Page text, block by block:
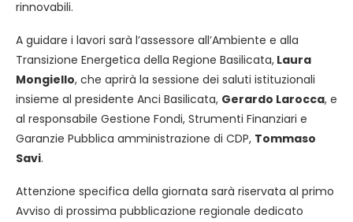
rinnovabili.
A guidare i lavori sarà l’assessore all’Ambiente e alla
Transizione Energetica della Regione Basilicata, Laura
Mongiello, che aprirà la sessione dei saluti istituzionali
insieme al presidente Anci Basilicata, Gerardo Larocca, e
al responsabile Gestione Fondi, Strumenti Finanziari e
Garanzie Pubblica amministrazione di CDP, Tommaso
Savi.
Attenzione specifica della giornata sarà riservata al primo
Avviso di prossima pubblicazione regionale dedicato